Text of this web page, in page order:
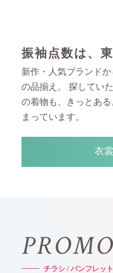
振袖点数は、
新作・人気ブランドか
の品揃え。
探してい
の着物も、きっとある
まっています。
衣
PROMO
チラシ / パンフ レ ッ ト